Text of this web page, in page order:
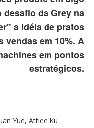
da Grey na
a idéia de pratos
vendas em 10%. A
em pontos
estratégicos.
Yue, Attlee Ku